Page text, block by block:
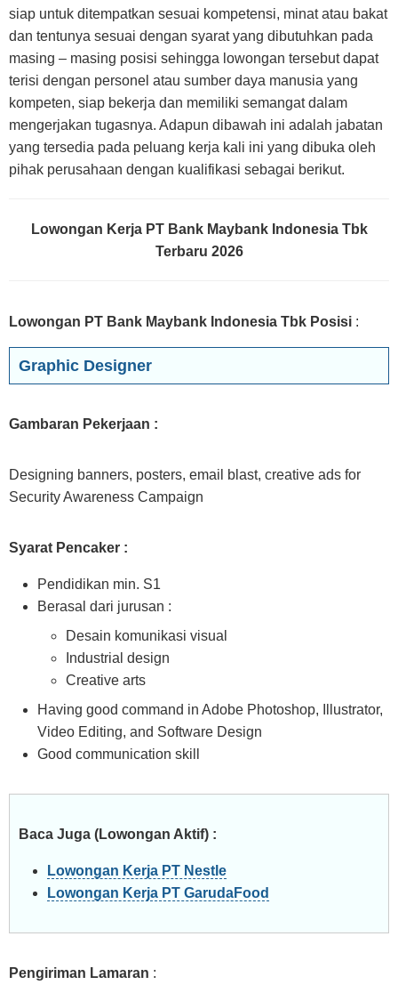
siap untuk ditempatkan sesuai kompetensi, minat atau bakat
dan tentunya sesuai dengan syarat yang dibutuhkan pada
masing – masing posisi sehingga lowongan tersebut dapat
terisi dengan personel atau sumber daya manusia yang
kompeten, siap bekerja dan memiliki semangat dalam
mengerjakan tugasnya. Adapun dibawah ini adalah jabatan
yang tersedia pada peluang kerja kali ini yang dibuka oleh
pihak perusahaan dengan kualifikasi sebagai berikut.
Lowongan Kerja PT Bank Maybank Indonesia Tbk
Terbaru 2026
Lowongan PT Bank Maybank Indonesia Tbk Posisi :
Graphic Designer
Gambaran Pekerjaan :
Designing banners, posters, email blast, creative ads for
Security Awareness Campaign
Syarat Pencaker :
Pendidikan min. S1
Berasal dari jurusan :
Desain komunikasi visual
Industrial design
Creative arts
Having good command in Adobe Photoshop, Illustrator,
Video Editing, and Software Design
Good communication skill
Baca Juga (Lowongan Aktif) :
Lowongan Kerja PT Nestle
Lowongan Kerja PT GarudaFood
Pengiriman Lamaran :